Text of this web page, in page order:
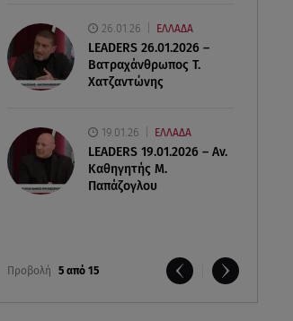
26.01.26 ΕΛΛΑΔΑ
LEADERS 26.01.2026 –
Βατραχάνθρωπος Τ.
Χατζαντώνης
19.01.26 ΕΛΛΑΔΑ
LEADERS 19.01.2026 – Αν.
Καθηγητής Μ.
Παπάζογλου
Προβολή 5 από 15